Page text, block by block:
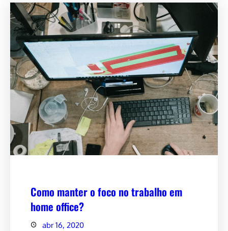
Como manter o foco no trabalho em
home office?
abr 16, 2020